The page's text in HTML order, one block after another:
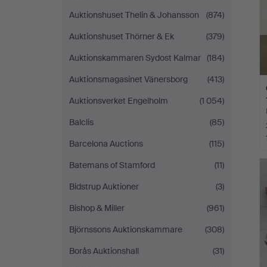
Auktionshuset Thelin & Johansson
(874)
Auktionshuset Thörner & Ek
(379)
Auktionskammaren Sydost Kalmar (184)
Auktionsmagasinet Vänersborg
(413)
Auktionsverket Engelholm
(1 054)
Balclis
(85)
Barcelona Auctions
(115)
Batemans of Stamford
(11)
Bidstrup Auktioner
(3)
Bishop & Miller
(961)
Björnssons Auktionskammare
(308)
Borås Auktionshall
(31)